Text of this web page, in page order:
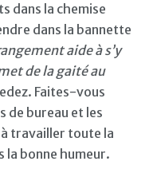
dans la chemise
dans la bannette
aide à s’y
de la gaité au
Faites-vous
de bureau et les
travailler toute la
la bonne humeur.